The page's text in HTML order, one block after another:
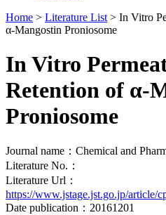
Home > Literature List > In Vitro
α-Mangostin Proniosome
In Vitro
Retention of α-
Proniosome
Journal name：Chemical and
Literature No.：
Literature Url：
https://www.jstage.jst.go.jp/article/
Date publication：20161201